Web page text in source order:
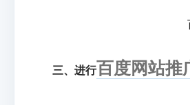
三、进行百度网站推